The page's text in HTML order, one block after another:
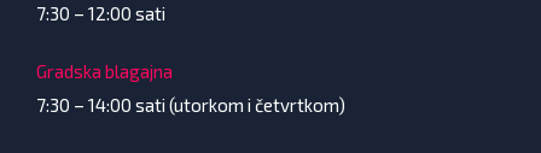
7:30 – 12:00 sati
Gradska blagajna
7:30 – 14:00 sati (utorkom i četvrtkom)